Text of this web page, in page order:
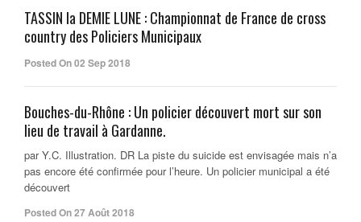
TASSIN la DEMIE LUNE : Championnat de France de cross
country des Policiers Municipaux
Posted On 02 Sep 2018
Bouches-du-Rhône : Un policier découvert mort sur son
lieu de travail à Gardanne.
par Y.C. Illustration. DR La piste du suicide est envisagée mais n’a
pas encore été confirmée pour l’heure. Un policier municipal a été
découvert
Posted On 27 Août 2018